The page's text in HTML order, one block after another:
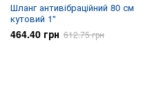
Шланг антивібраційний 80 см
кутовий 1"
464.40 грн 612.75 грн